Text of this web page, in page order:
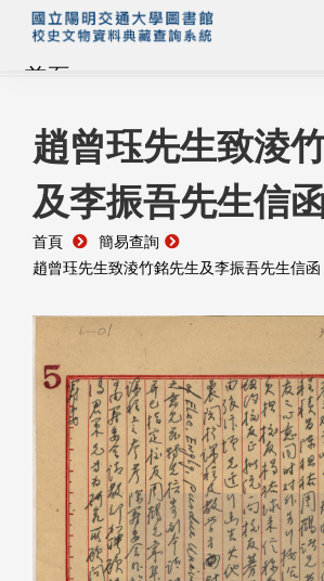
首頁
藏品查詢
校史館簡介
藏品清單全覽
資料調閱申請
管理者登入
趙曾珏先生致淩
及李振吾先生信
首頁
簡易查詢
趙曾珏先生致淩竹銘先生及李振吾先生信函